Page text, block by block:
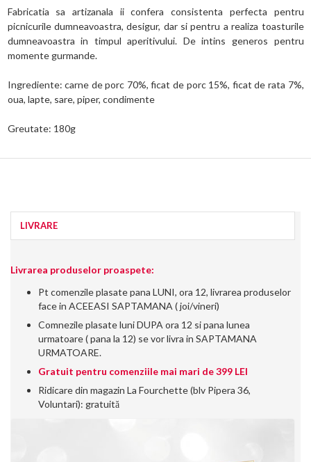
Fabricatia sa artizanala ii confera consistenta perfecta pentru
picnicurile dumneavoastra, desigur, dar si pentru a realiza toasturile
dumneavoastra in timpul aperitivului. De intins generos pentru
momente gurmande.
Ingrediente: carne de porc 70%, ficat de porc 15%, ficat de rata 7%,
oua, lapte, sare, piper, condimente
Greutate: 180g
LIVRARE
Livrarea produselor proaspete:
Pt comenzile plasate pana LUNI, ora 12, livrarea produselor
face in ACEEASI SAPTAMANA ( joi/vineri)
Comnezile plasate luni DUPA ora 12 si pana lunea
urmatoare ( pana la 12) se vor livra in SAPTAMANA
URMATOARE.
Gratuit pentru comenziile mai mari de 399 LEI
Ridicare din magazin La Fourchette (blv Pipera 36,
Voluntari): gratuită